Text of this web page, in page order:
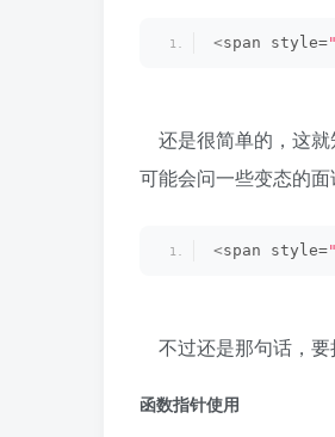
<span style=
还是很简单的，这就
可能会问一些变态的面
<span style=
不过还是那句话，要
函数指针使用